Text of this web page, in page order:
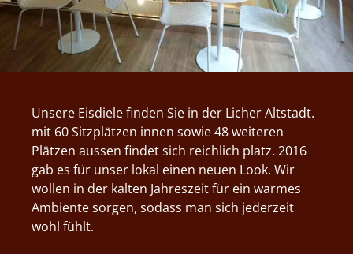
Unsere Eisdiele finden Sie in der Licher Altstadt.
mit 60 Sitzplätzen innen sowie 48 weiteren
Plätzen aussen findet sich reichlich platz. 2016
gab es für unser lokal einen neuen Look. Wir
wollen in der kalten Jahreszeit für ein warmes
Ambiente sorgen, sodass man sich jederzeit
wohl fühlt.